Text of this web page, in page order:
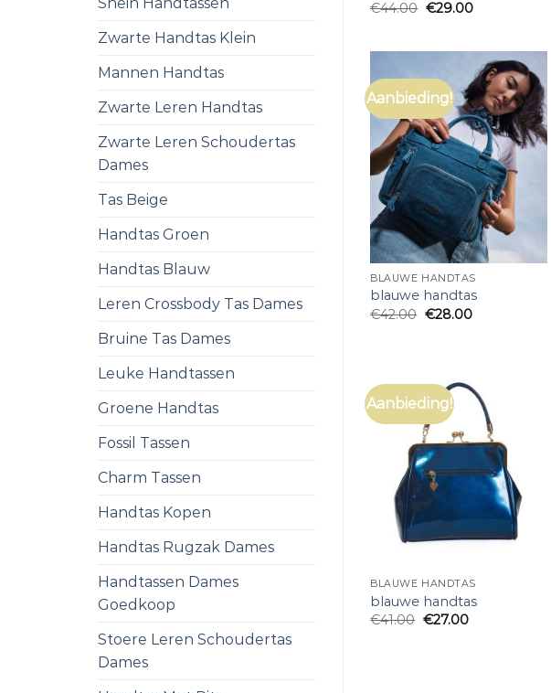
Zwarte Handtas Klein
Mannen Handtas
Zwarte Leren Handtas
Zwarte Leren Schoudertas
Dames
Tas Beige
Handtas Groen
Handtas Blauw
Leren Crossbody Tas Dames
Bruine Tas Dames
Leuke Handtassen
Groene Handtas
Fossil Tassen
Charm Tassen
Handtas Kopen
Handtas Rugzak Dames
Handtassen Dames
Goedkoop
Stoere Leren Schoudertas
Dames
€44.00 €29.00
Aanbieding!
BLAUWE HANDTAS
blauwe handtas
€42.00 €28.00
Aanbieding!
BLAUWE HANDTAS
blauwe handtas
€41.00 €27.00